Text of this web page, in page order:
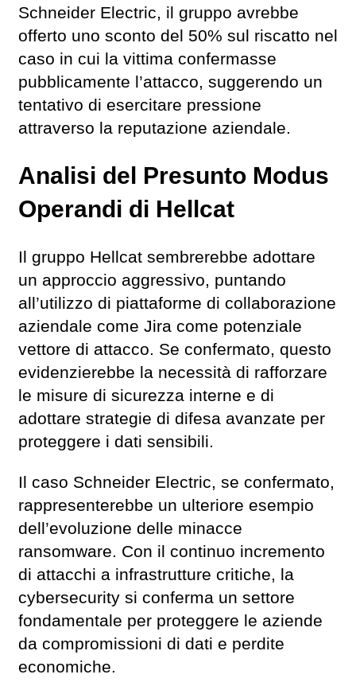
Schneider Electric, il gruppo avrebbe
offerto uno sconto del 50% sul riscatto nel
caso in cui la vittima confermasse
pubblicamente l’attacco, suggerendo un
tentativo di esercitare pressione
attraverso la reputazione aziendale.
Analisi del Presunto Modus
Operandi di Hellcat
Il gruppo Hellcat sembrerebbe adottare
un approccio aggressivo, puntando
all’utilizzo di piattaforme di collaborazione
aziendale come Jira come potenziale
vettore di attacco. Se confermato, questo
evidenzierebbe la necessità di rafforzare
le misure di sicurezza interne e di
adottare strategie di difesa avanzate per
proteggere i dati sensibili.
Il caso Schneider Electric, se confermato,
rappresenterebbe un ulteriore esempio
dell’evoluzione delle minacce
ransomware. Con il continuo incremento
di attacchi a infrastrutture critiche, la
cybersecurity si conferma un settore
fondamentale per proteggere le aziende
da compromissioni di dati e perdite
economiche.